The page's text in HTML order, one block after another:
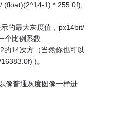
(float)(2^14-1) * 255.0f);
的最大灰度值，px14bit/
个比例系数
的14次方（当然你也可以
)。
像普通灰度图像一样进